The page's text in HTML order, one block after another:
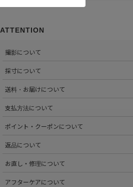
ATTENTION
撮影について
心がけています。詳しくは
採寸について
部サイズタブか、または
送料・お届けについて
ださい。
支払方法について
・クレジットカード払い（VISA、Master、
・PayPay
分割払いやご利用可能なクレジットカードなど
ポイント・クーポンについて
す。
発行中のクーポンはマイページよりご確認いた
返品について
確認ください。
お直し・修理について
アフターケアについて